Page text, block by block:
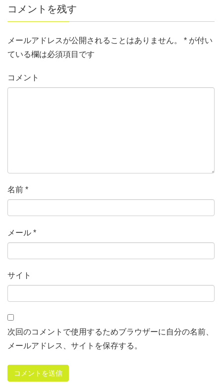
コメントを残す
メールアドレスが公開されることはありません。 * が付い
ている欄は必須項目です
コメント
名前 *
メール *
サイト
次回のコメントで使用するためブラウザーに自分の名前、
メールアドレス、サイトを保存する。